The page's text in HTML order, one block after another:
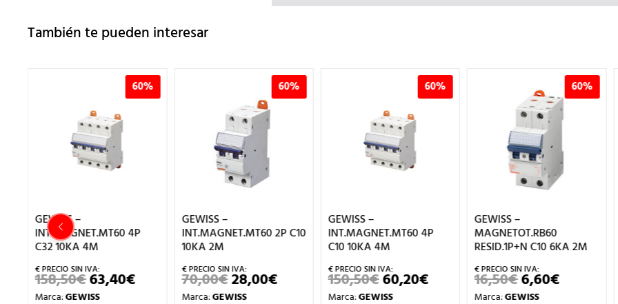
También te pueden interesar
4P
EL
PRECIO
GEWISS –
INT.MAGNET.MT60 2P C10
10KA 2M
70,00€EL
PRECIO
28,00 EL
PRECIO
Marca:
GEWISS –
INT.MAGNET.MT60 4P
150,50€ EL
PRECIO
Marca:
GEWISS –
MAGNETOT.RB60
RESID.1P+N C10 6KA 2M
16,50€EL
PRECIO
6,60 PRECIO
Marca:
GEWISS –
INT.MAGNET.MT60
C40 10KA 4M
192,50
Marca: